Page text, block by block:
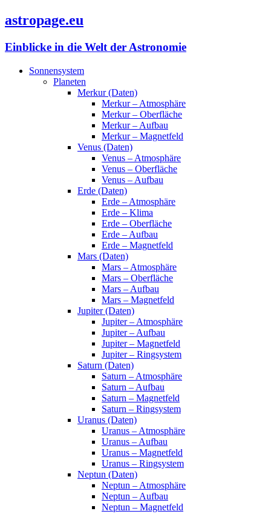
astropage.eu
Einblicke in die Welt der Astronomie
Sonnensystem
Planeten
Merkur (Daten)
Merkur – Atmosphäre
Merkur – Oberfläche
Merkur – Aufbau
Merkur – Magnetfeld
Venus (Daten)
Venus – Atmosphäre
Venus – Oberfläche
Venus – Aufbau
Erde (Daten)
Erde – Atmosphäre
Erde – Klima
Erde – Oberfläche
Erde – Aufbau
Erde – Magnetfeld
Mars (Daten)
Mars – Atmosphäre
Mars – Oberfläche
Mars – Aufbau
Mars – Magnetfeld
Jupiter (Daten)
Jupiter – Atmosphäre
Jupiter – Aufbau
Jupiter – Magnetfeld
Jupiter – Ringsystem
Saturn (Daten)
Saturn – Atmosphäre
Saturn – Aufbau
Saturn – Magnetfeld
Saturn – Ringsystem
Uranus (Daten)
Uranus – Atmosphäre
Uranus – Aufbau
Uranus – Magnetfeld
Uranus – Ringsystem
Neptun (Daten)
Neptun – Atmosphäre
Neptun – Aufbau
Neptun – Magnetfeld